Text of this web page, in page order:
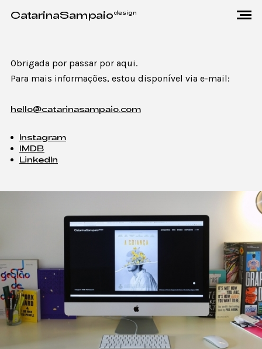
CatarinaSampaiodesign
projectos
info
index
contacto
pt en
Instagram
LinkedIn
Obrigada por passar por aqui.
Para mais informações, estou disponível via e-mail:
hello@catarinasampaio.com
Instagram
IMDB
LinkedIn